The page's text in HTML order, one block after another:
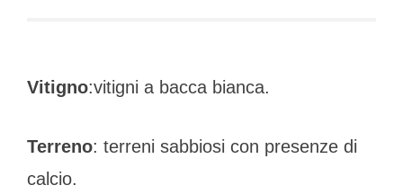
Vitigno:vitigni a bacca bianca.
Terreno: terreni sabbiosi con presenze di
calcio.